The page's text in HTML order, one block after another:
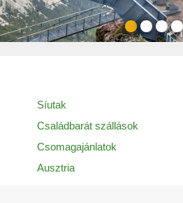
Síutak
Családbarát szállások
Csomagajánlatok
Ausztria